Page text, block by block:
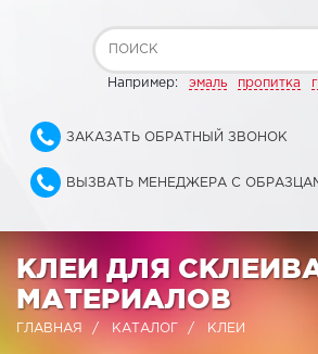
Например: эмаль пропитка
ЗАКАЗАТЬ ОБРАТНЫЙ ЗВОНОК
ВЫЗВАТЬ МЕНЕДЖЕРА С
КЛЕИ ДЛЯ
МАТЕРИАЛОВ
ГЛАВНАЯ КАТАЛОГ КЛЕИ